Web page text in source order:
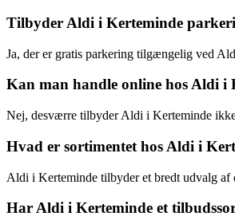
Tilbyder Aldi i Kerteminde
Ja, der er gratis parkering tilgængelig ved
Kan man handle online hos Aldi i
Nej, desværre tilbyder Aldi i Kerteminde
Hvad er sortimentet hos Aldi i
Aldi i Kerteminde tilbyder et bredt udvalg af
Har Aldi i Kerteminde et